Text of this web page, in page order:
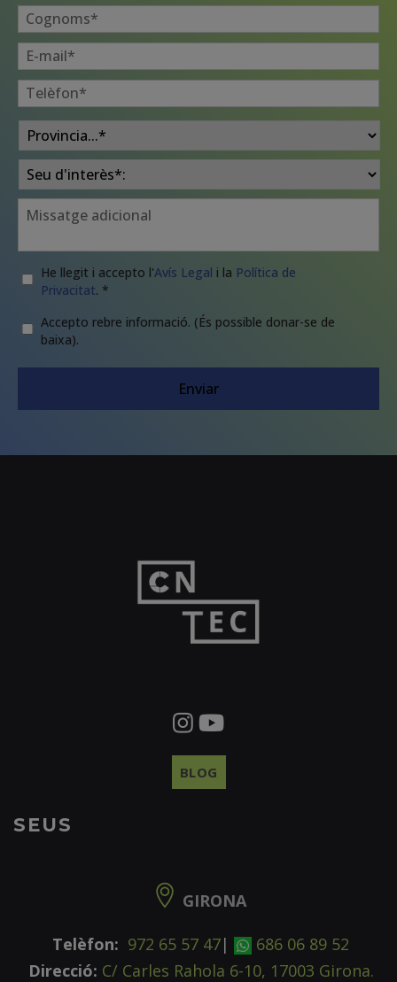
Cognoms
E-
mail *
Telèfon
Provincia *
Seu *
Consulta
Legal *
He llegit i accepto l'Avís Legal i la Política de
Privacitat. *
Newsletter
Accepto rebre informació. (És possible donar-se de
baixa).
CAPTCHA
BLOG
SEUS
GIRONA
Telèfon: 972 65 57 47|
686 06 89 52
Direcció: C/ Carles Rahola 6-10, 17003 Girona.